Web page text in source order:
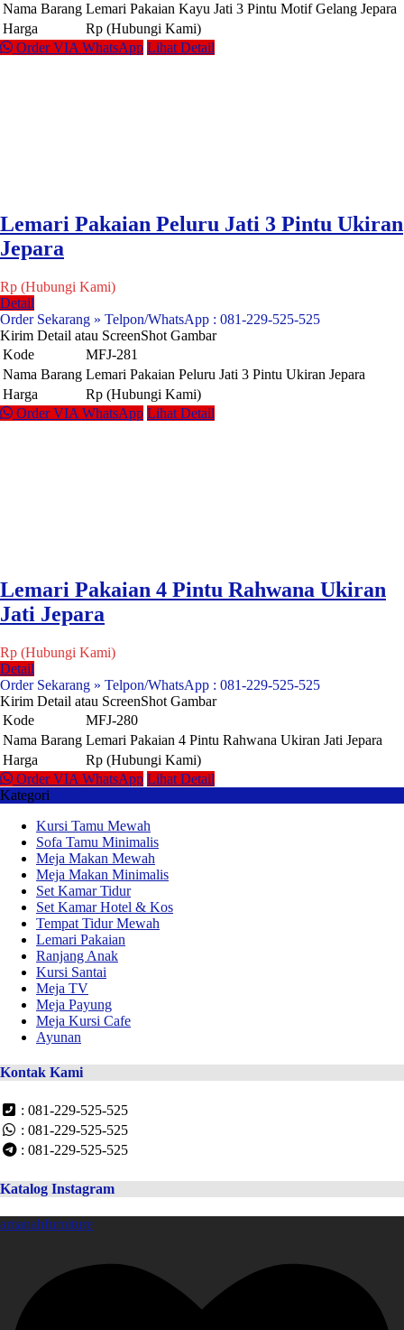
Nama Barang Lemari Pakaian Kayu Jati 3 Pintu Motif Gelang Jepara
Harga
Rp (Hubungi Kami)
Order VIA WhatsApp Lihat Detail
Lemari Pakaian Peluru Jati 3 Pintu Ukiran
Jepara
Rp (Hubungi Kami)
Detail
Order Sekarang » Telpon/WhatsApp : 081-229-525-525
Kirim Detail atau ScreenShot Gambar
Kode
MFJ-281
Nama Barang Lemari Pakaian Peluru Jati 3 Pintu Ukiran Jepara
Harga
Rp (Hubungi Kami)
Order VIA WhatsApp Lihat Detail
Lemari Pakaian 4 Pintu Rahwana Ukiran
Jati Jepara
Rp (Hubungi Kami)
Detail
Order Sekarang » Telpon/WhatsApp : 081-229-525-525
Kirim Detail atau ScreenShot Gambar
Kode
MFJ-280
Nama Barang Lemari Pakaian 4 Pintu Rahwana Ukiran Jati Jepara
Harga
Rp (Hubungi Kami)
Order VIA WhatsApp Lihat Detail
Kategori
Kursi Tamu Mewah
Sofa Tamu Minimalis
Meja Makan Mewah
Meja Makan Minimalis
Set Kamar Tidur
Set Kamar Hotel & Kos
Tempat Tidur Mewah
Lemari Pakaian
Ranjang Anak
Kursi Santai
Meja TV
Meja Payung
Meja Kursi Cafe
Ayunan
Kontak Kami
: 081-229-525-525
: 081-229-525-525
: 081-229-525-525
Katalog Instagram
amanahfurniture